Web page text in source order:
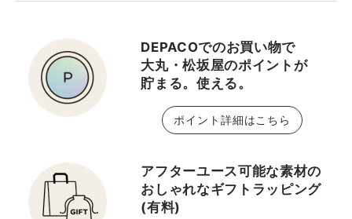
ック(ブラックハニー) ポ
ップ リップ プラッシュ
#05 ジューシー アップ
ル 🎀 アイメイク オール
アバウト シャドウ デュオ
ッジ オール アバウト シ
ャドウ クワッド #06
ピンク チョコレート ラッ
DEPACOでのお買い物で
大丸・松坂屋のポイントが
貯まる。使える。
ポイント詳細はこちら
アフターユース可能な素材の
おしゃれなギフトラッピング
(有料)